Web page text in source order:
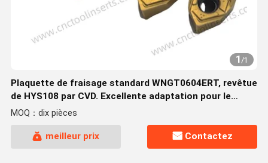
1/1
Plaquette de fraisage standard WNGT0604ERT, revêtue
de HYS108 par CVD. Excellente adaptation pour le
tournage à grande vitesse de pièces en acier et en
MOQ：dix pièces
meilleur prix Contactez